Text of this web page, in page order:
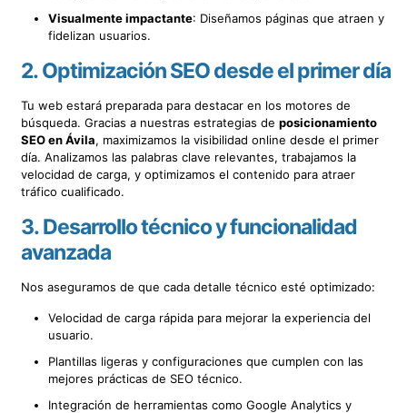
Visualmente impactante: Diseñamos páginas que atraen y
fidelizan usuarios.
2.Optimización SEO desde el primer día
Tu web estará preparada para destacar en los motores de
búsqueda. Gracias a nuestras estrategias deposicionamiento
SEO en Ávila, maximizamos la visibilidad online desde el primer
día. Analizamos las palabras clave relevantes, trabajamos la
velocidad de carga, y optimizamos el contenido para atraer
tráfico cualificado.
3.Desarrollo técnico y funcionalidad
avanzada
Nos aseguramos de que cada detalle técnico esté optimizado:
Velocidad de carga rápida para mejorar la experiencia del
usuario.
Plantillas ligeras y configuraciones que cumplen con las
mejores prácticas de SEO técnico.
Integración de herramientas como Google Analytics y